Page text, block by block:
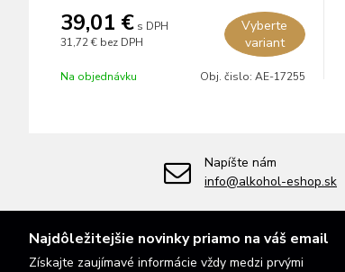
39,01 € s DPH
31,72 € bez DPH
Vyberte
variant
Na objednávku Obj. čislo: AE-17255
Napíšte nám
info@alkohol-eshop.sk
Najdôležitejšie novinky priamo na váš email
Získajte zaujímavé informácie vždy medzi prvými